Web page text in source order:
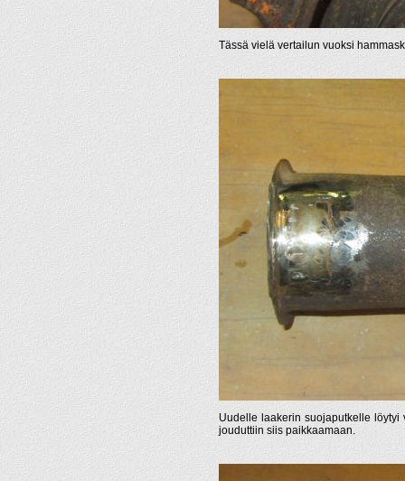
Tässä vielä vertailun vuoksi
Uudelle laakerin suojaputkelle
jouduttiin siis paikkaamaan.